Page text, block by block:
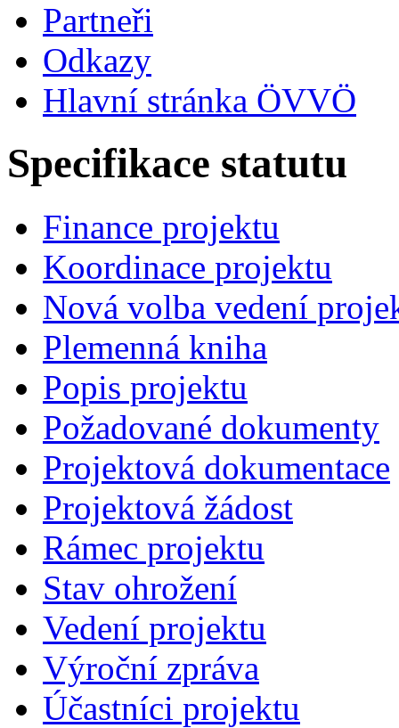
Partneři
Odkazy
Hlavní stránka ÖVVÖ
Specifikace statutu
Finance projektu
Koordinace projektu
Nová volba vedení
Plemenná kniha
Popis projektu
Požadované dokumenty
Projektová dokumentace
Projektová žádost
Rámec projektu
Stav ohrožení
Vedení projektu
Výroční zpráva
Účastníci projektu